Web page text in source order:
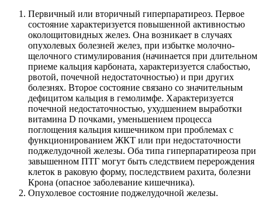
Первичный или вторичный гиперпаратиреоз. Первое
состояние характеризуется повышенной активностью
околощитовидных желез. Она возникает в случаях
опухолевых болезней желез, при избытке молочно-
щелочного стимулирования (начинается при длительном
приеме кальция карбоната, характеризуется слабостью,
рвотой, почечной недостаточностью) и при других
болезнях. Второе состояние связано со значительным
дефицитом кальция в гемолимфе. Характеризуется
почечной недостаточностью, ухудшением выработки
витамина D почками, уменьшением процесса
поглощения кальция кишечником при проблемах с
функционированием ЖКТ или при недостаточности
поджелудочной железы. Оба типа гиперпаратиреоза при
завышенном ПТГ могут быть следствием перерождения
клеток в раковую форму, последствием рахита, болезни
Крона (опасное заболевание кишечника).
Опухолевое состояние поджелудочной железы.